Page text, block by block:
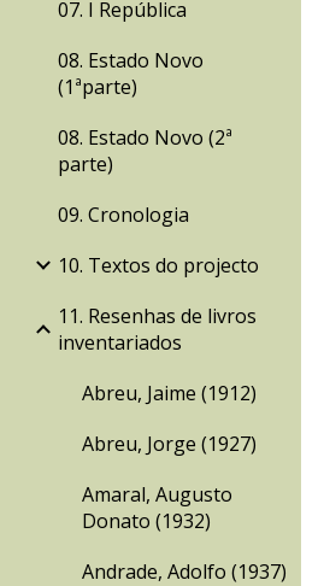
07. I República
08. Estado Novo
(1ªparte)
08. Estado Novo (2ª
parte)
09. Cronologia
10. Textos do projecto
11. Resenhas de livros
inventariados
Abreu, Jaime (1912)
Abreu, Jorge (1927)
Amaral, Augusto
Donato (1932)
Andrade, Adolfo (1937)